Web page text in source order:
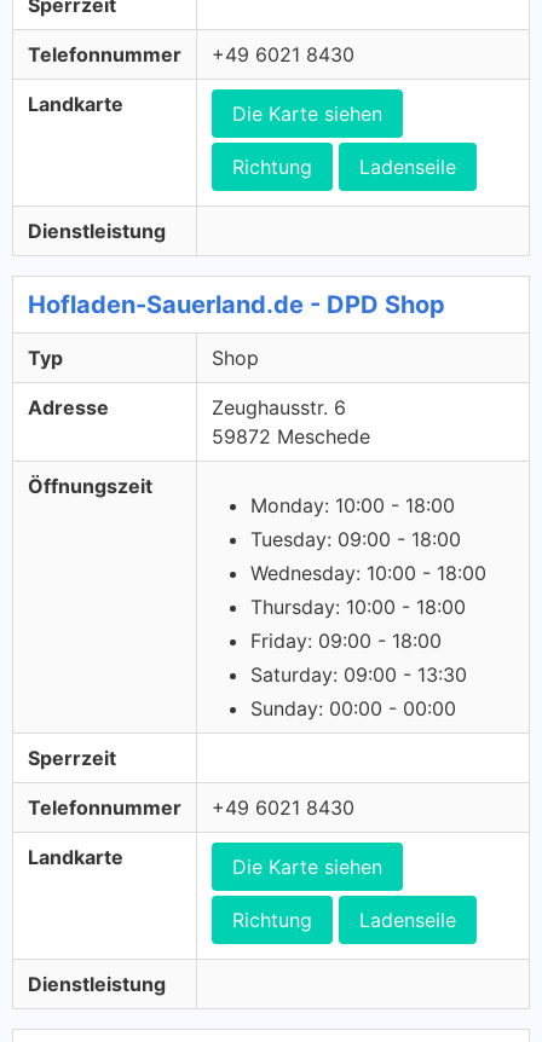
Sperrzeit
Telefonnummer +49 6021 8430
Landkarte Die Karte siehen
Richtung Ladenseile
Dienstleistung
Hofladen-Sauerland.de - DPD Shop
Typ Shop
Adresse
Zeughausstr. 6
59872 Meschede
Öffnungszeit
Monday: 10:00 - 18:00
Tuesday: 09:00 - 18:00
Wednesday: 10:00 - 18:00
Thursday: 10:00 - 18:00
Friday: 09:00 - 18:00
Saturday: 09:00 - 13:30
Sunday: 00:00 - 00:00
Sperrzeit
Telefonnummer +49 6021 8430
Landkarte Die Karte siehen
Richtung Ladenseile
Dienstleistung